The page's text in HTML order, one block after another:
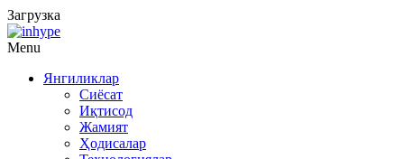
Загрузка
Menu
Янгиликлар
Сиёсат
Иқтисод
Жамият
Ҳодисалар